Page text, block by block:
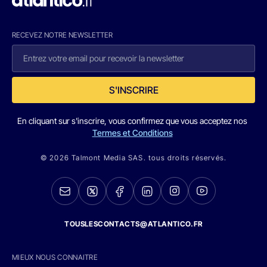
RECEVEZ NOTRE NEWSLETTER
S'INSCRIRE
En cliquant sur s'inscrire, vous confirmez que vous acceptez nos
Termes et Conditions
© 2026 Talmont Media SAS. tous droits réservés.
TOUSLESCONTACTS@ATLANTICO.FR
MIEUX NOUS CONNAITRE